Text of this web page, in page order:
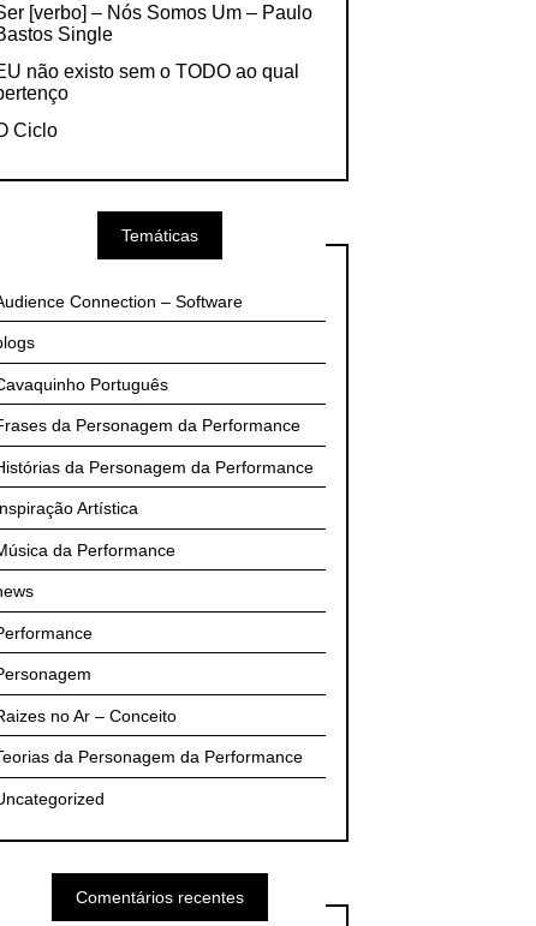
[verbo] – Nós Somos Um – Paulo
Single
não existo sem o TODO ao qual
Ciclo
Temáticas
Connection – Software
Português
da Personagem da Performance
da Personagem da Performance
Artística
da Performance
no Ar – Conceito
da Personagem da Performance
Comentários recentes